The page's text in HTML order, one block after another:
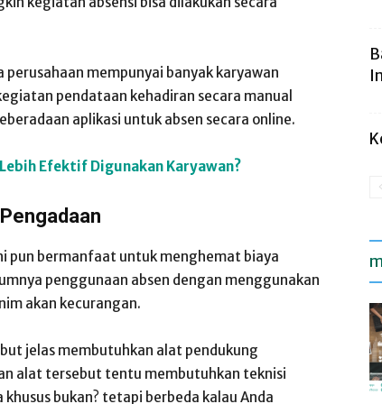
mempunyai banyak karyawan
pendataan kehadiran secara manual
aplikasi untuk absen secara online.
Efektif Digunakan Karyawan?
pun bermanfaat untuk menghemat biaya
penggunaan absen dengan menggunakan
akan kecurangan.
jelas membutuhkan alat pendukung
alat tersebut tentu membutuhkan teknisi
bukan? tetapi berbeda kalau Anda